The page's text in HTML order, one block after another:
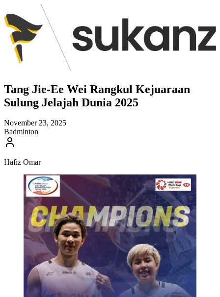
Tang Jie-Ee Wei Rangkul Kejuaraan
Sulung Jelajah Dunia 2025
November 23, 2025
Badminton
Hafiz Omar